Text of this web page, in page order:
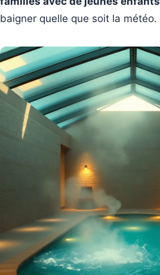
baigner quelle que soit la météo.